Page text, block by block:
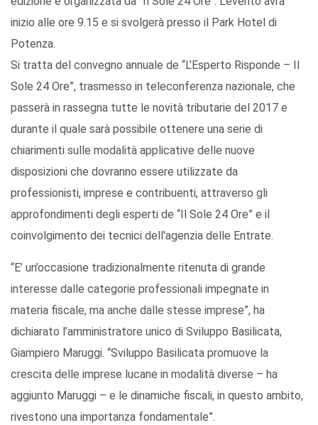
inizio alle ore 9.15 e si svolgerà presso il Park Hotel di
Potenza.
Si tratta del convegno annuale de “L’Esperto Risponde – Il
Sole 24 Ore”, trasmesso in teleconferenza nazionale, che
passerà in rassegna tutte le novità tributarie del 2017 e
durante il quale sarà possibile ottenere una serie di
chiarimenti sulle modalità applicative delle nuove
disposizioni che dovranno essere utilizzate da
professionisti, imprese e contribuenti, attraverso gli
approfondimenti degli esperti de “Il Sole 24 Ore” e il
coinvolgimento dei tecnici dell'agenzia delle Entrate.
“E’ un’occasione tradizionalmente ritenuta di grande
interesse dalle categorie professionali impegnate in
materia fiscale, ma anche dalle stesse imprese”, ha
dichiarato l’amministratore unico di Sviluppo Basilicata,
Giampiero Maruggi. “Sviluppo Basilicata promuove la
crescita delle imprese lucane in modalità diverse – ha
aggiunto Maruggi – e le dinamiche fiscali, in questo ambito,
rivestono una importanza fondamentale”.